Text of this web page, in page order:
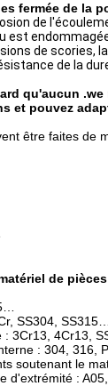
fermée de la
de
est
de
de la
qu'aucun
et pouvez
être faites de
de
SS304, SS315…
3Cr13, 4Cr13,
: 304, 316,
soutenant le
d'extrémité :